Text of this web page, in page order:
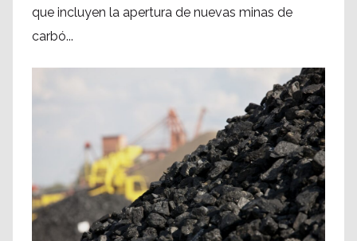
que incluyen la apertura de nuevas minas de
carbó...